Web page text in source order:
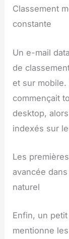
Classement
constante
Un e-mail
de
et sur mobile.
commençait
desktop,
indexés sur
Les
avancée
naturel
Enfin, un
mentionne